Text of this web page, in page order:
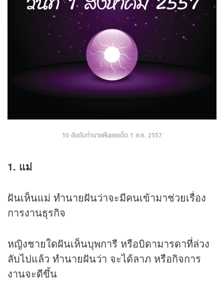
10 อันดับทำนายฝันเลขเด็ด 1 ส.ค. 2557
1. แม่
ฝันเห็นแม่ ทำนายฝันว่าจะมีคนเข้ามาช่วยเรื่อง
การงานธุรกิจ
หญิงชายใดฝันเห็นบุพการี หรือบิดามารดาที่ล่วง
ลับไปแล้ว ทำนายฝันว่า จะได้ลาภ หรือกิจการ
งานจะดีขึ้น